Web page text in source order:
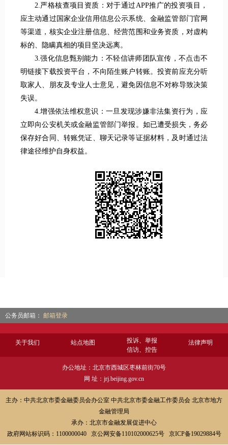
2.严格核查项目资质：对于通过APP推广的投资项目，
应主动通过国家企业信用信息公示系统、金融监管部门官网
等渠道，核实企业注册信息、经营范围和业务资质，对虚构
标的、隐瞒真相的项目坚决远离。
3.强化信息甄别能力：不轻信讲师团队宣传，不点击不
明链接下载投资平台，不向陌生账户转账。投资前应充分听
取家人、朋友及专业人士意见，避免因信息不对称导致决策
失误。
4.增强依法维权意识：一旦发现涉嫌非法集资行为，应
立即向公安机关或金融监管部门举报。如已遭受损失，务必
保存好合同、转账凭证、聊天记录等证据材料，及时通过法
律途径维护自身权益。
公务员邮箱： 邮箱登录
关于我们 站点地图
投诉、举报
信访、控告
法律声明
办公地址：北京市西城区枣林前街70号
网 址：jrj.beijing.gov.cn
主办：中共北京市委金融委员会办公室 中共北京市委金融工作委员会 北京市地方
金融管理局
承办：北京市金融发展促进中心
政府网站标识码：1100000040 京公网安备110102000625号 京ICP备19029884号